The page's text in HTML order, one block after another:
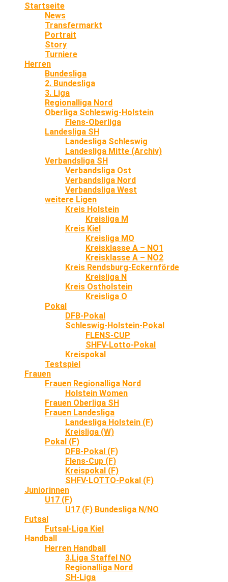
Startseite
News
Transfermarkt
Portrait
Story
Turniere
Herren
Bundesliga
2. Bundesliga
3. Liga
Regionalliga Nord
Oberliga Schleswig-Holstein
Flens-Oberliga
Landesliga SH
Landesliga Schleswig
Landesliga Mitte (Archiv)
Verbandsliga SH
Verbandsliga Ost
Verbandsliga Nord
Verbandsliga West
weitere Ligen
Kreis Holstein
Kreisliga M
Kreis Kiel
Kreisliga MO
Kreisklasse A – NO1
Kreisklasse A – NO2
Kreis Rendsburg-Eckernförde
Kreisliga N
Kreis Ostholstein
Kreisliga O
Pokal
DFB-Pokal
Schleswig-Holstein-Pokal
FLENS-CUP
SHFV-Lotto-Pokal
Kreispokal
Testspiel
Frauen
Frauen Regionalliga Nord
Holstein Women
Frauen Oberliga SH
Frauen Landesliga
Landesliga Holstein (F)
Kreisliga (W)
Pokal (F)
DFB-Pokal (F)
Flens-Cup (F)
Kreispokal (F)
SHFV-LOTTO-Pokal (F)
Juniorinnen
U17 (F)
U17 (F) Bundesliga N/NO
Futsal
Futsal-Liga Kiel
Handball
Herren Handball
3.Liga Staffel NO
Regionalliga Nord
SH-Liga